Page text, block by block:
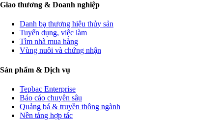
Giao thương & Doanh nghiệp
Danh bạ thương hiệu thủy sản
Tuyển dụng, việc làm
Tìm nhà mua hàng
Vùng nuôi và chứng nhận
Sản phẩm & Dịch vụ
Tepbac Enterprise
Báo cáo chuyên sâu
Quảng bá & truyền thông ngành
Nền tảng hợp tác